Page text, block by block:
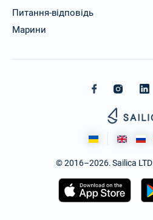
Питання-відповідь
Марини
© 2016–2026. Sailica